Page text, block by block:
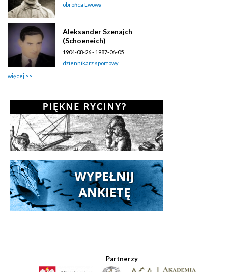
obrońca Lwowa
Aleksander Szenajch
(Schoeneich)
1904-08-26 - 1987-06-05
dziennikarz sportowy
więcej
Partnerzy